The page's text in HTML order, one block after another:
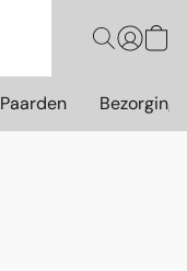
Paarden Bezorging